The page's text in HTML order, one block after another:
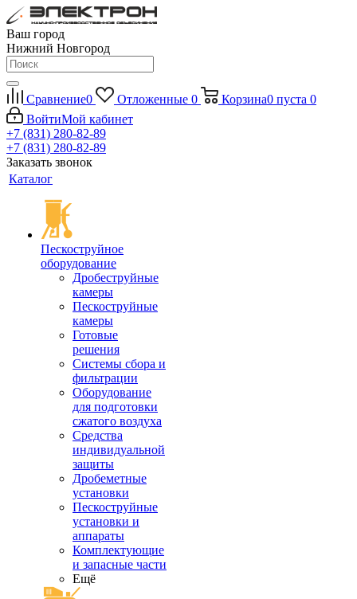
Ваш город
Нижний Новгород
Сравнение0 Отложенные 0 Корзина0 пуста 0
ВойтиМой кабинет
+7 (831) 280-82-89
+7 (831) 280-82-89
Заказать звонок
Каталог
Пескоструйное
оборудование
Дробеструйные
камеры
Пескоструйные
камеры
Готовые
решения
Системы сбора и
фильтрации
Оборудование
для подготовки
сжатого воздуха
Средства
индивидуальной
защиты
Дробеметные
установки
Пескоструйные
установки и
аппараты
Комплектующие
и запасные части
Ещё